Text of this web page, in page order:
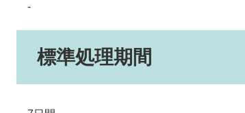
-
標準処理期間